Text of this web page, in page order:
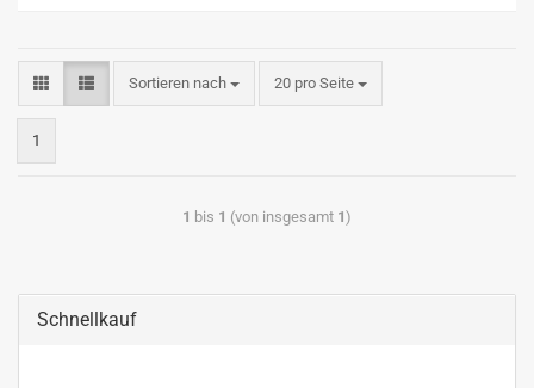
Sortieren nach 20 pro Seite
1
1 bis 1 (von insgesamt 1)
Schnellkauf